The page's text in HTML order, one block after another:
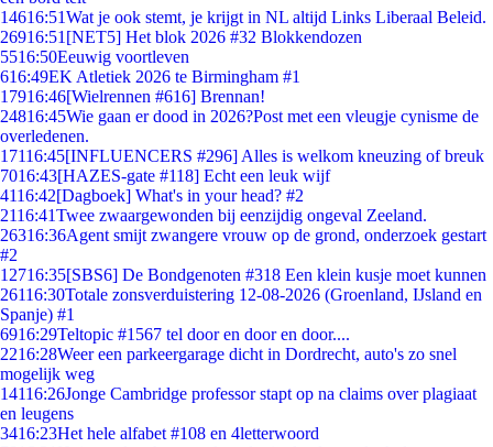
14616:51Wat je ook stemt, je krijgt in NL altijd Links Liberaal Beleid.
26916:51 [NET5] Het blok 2026 #32 Blokkendozen
5516:50Eeuwig voortleven
616:49EK Atletiek 2026 te Birmingham #1
17916:46[Wielrennen #616] Brennan!
24816:45Wie gaan er dood in 2026?Post met een vleugje cynisme de
overledenen.
17116:45[INFLUENCERS #296] Alles is welkom kneuzing of breuk
7016:43[HAZES-gate #118] Echt een leuk wijf
4116:42[Dagboek] What's in your head? #2
2116:41Twee zwaargewonden bij eenzijdig ongeval Zeeland.
26316:36Agent smijt zwangere vrouw op de grond, onderzoek gestart
#2
12716:35[SBS6] De Bondgenoten #318 Een klein kusje moet kunnen
26116:30Totale zonsverduistering 12-08-2026 (Groenland, IJsland en
Spanje) #1
6916:29Teltopic #1567 tel door en door en door....
2216:28Weer een parkeergarage dicht in Dordrecht, auto's zo snel
mogelijk weg
14116:26Jonge Cambridge professor stapt op na claims over plagiaat
en leugens
3416:23Het hele alfabet #108 en 4letterwoord